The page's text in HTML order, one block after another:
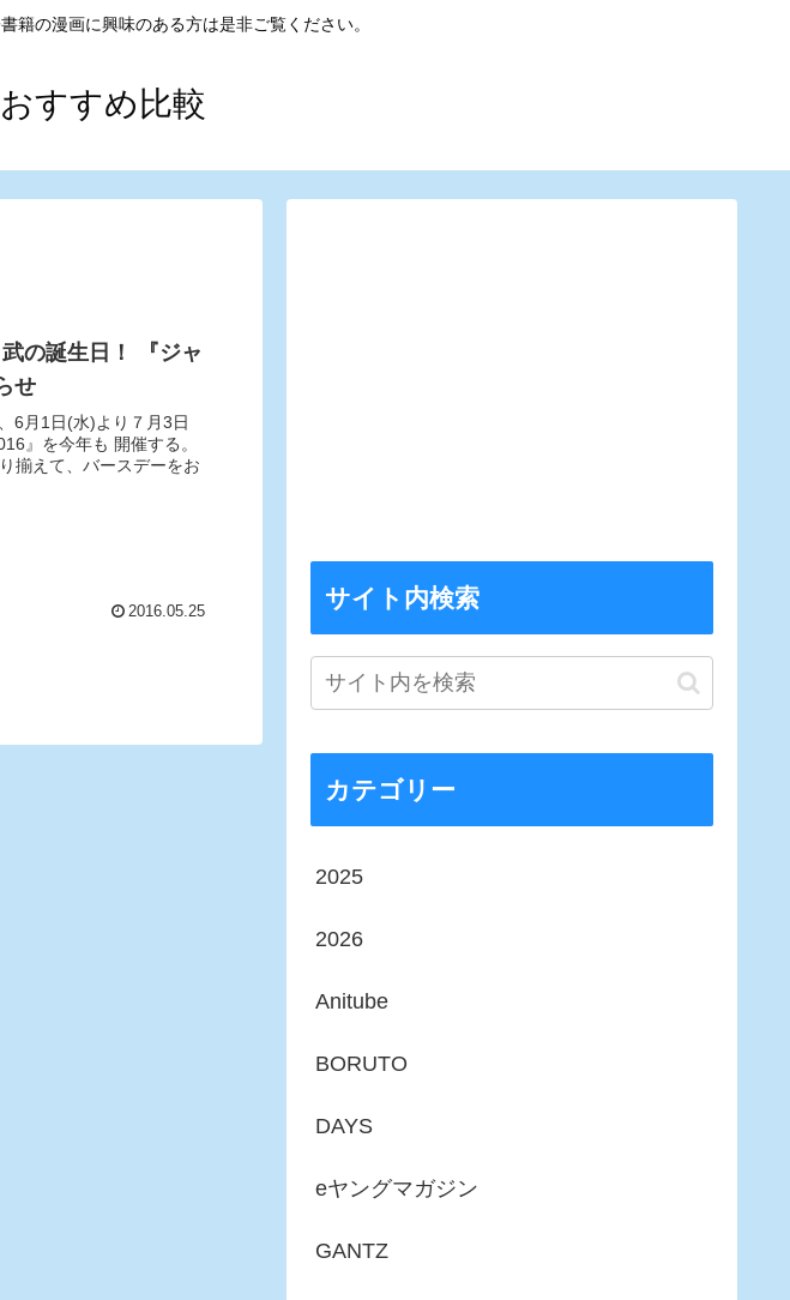
籍の漫画に興味のある方は是非ご覧ください。
すすめ比較
の誕生日！ 『ジャ
せ
6月1日(水)より７月3日
』を今年も 開催する。
揃えて、バースデーをお
2016.05.25
サイト内検索
カテゴリー
2025
2026
Anitube
BORUTO
DAYS
eヤングマガジン
GANTZ